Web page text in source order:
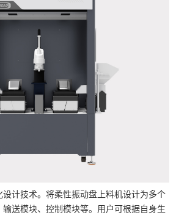
计技术。将柔性振动盘上料机设计为多个
送模块、控制模块等。用户可根据自身生